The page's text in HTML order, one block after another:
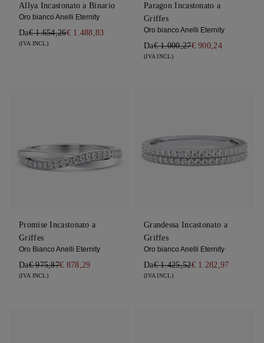
Allya Incastonato a Binario
Oro bianco Anelli Eternity
Da€ 1.654,26€ 1.488,83
(IVA INCL)
Paragon Incastonato a
Griffes
Oro bianco Anelli Eternity
Da€ 1.000,27€ 900,24
(IVA INCL)
Promise Incastonato a
Griffes
Oro Bianco Anelli Eternity
Da€ 975,87€ 878,29
(IVA INCL)
Grandessa Incastonato a
Griffes
Oro bianco Anelli Eternity
Da€ 1.425,52€ 1.282,97
(IVA INCL)